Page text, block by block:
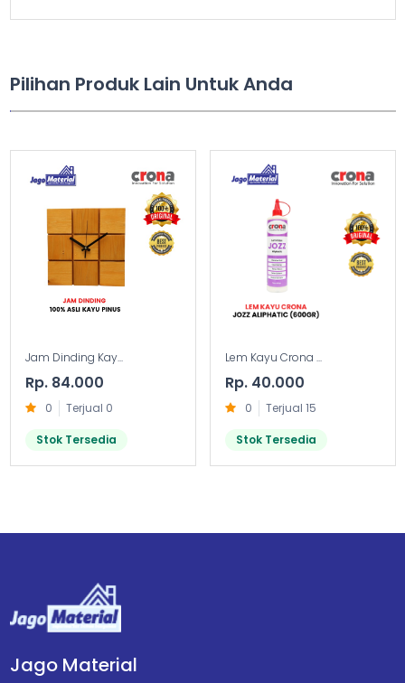
Pilihan Produk Lain Untuk Anda
Jam Dinding Kay...
Rp. 84.000
0 Terjual 0
Stok Tersedia
Lem Kayu Crona ...
Rp. 40.000
0 Terjual 15
Stok Tersedia
Jago Material